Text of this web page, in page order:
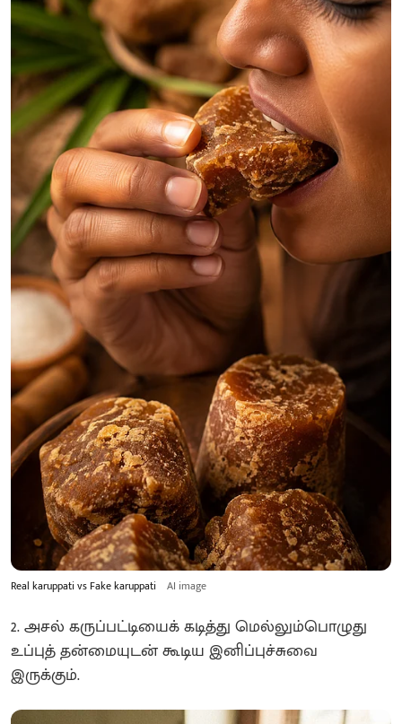
Real karuppati vs Fake karuppati AI image
2. அசல் கருப்பட்டியைக் கடித்து மெல்லும்பொழுது
உப்புத் தன்மையுடன் கூடிய இனிப்புச்சுவை
இருக்கும்.